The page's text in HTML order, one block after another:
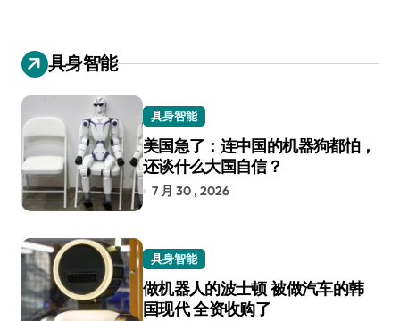
具身智能
具身智能
美国急了：连中国的机器狗都怕，
还谈什么大国自信？
7 月 30 , 2026
具身智能
做机器人的波士顿 被做汽车的韩
国现代 全资收购了